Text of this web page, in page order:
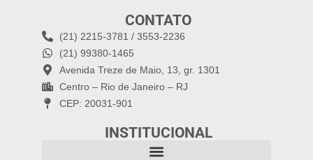
CONTATO
(21) 2215-3781 / 3553-2236
(21) 99380-1465
Avenida Treze de Maio, 13, gr. 1301
Centro – Rio de Janeiro – RJ
CEP: 20031-901
INSTITUCIONAL